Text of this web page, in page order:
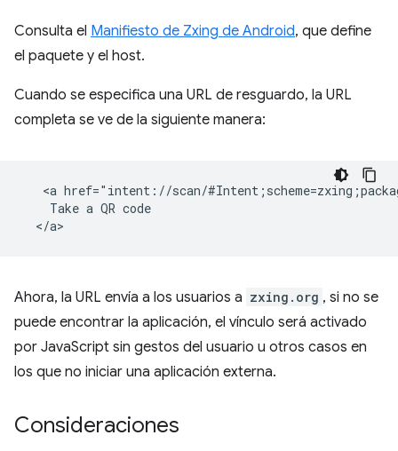
Consulta el Manifiesto de Zxing de Android, que define
el paquete y el host.
Cuando se especifica una URL de resguardo, la URL
completa se ve de la siguiente manera:
<a href="intent://scan/
    Take a QR code
Ahora, la URL envía a los usuarios a zxing.org , si no se
puede encontrar la aplicación, el vínculo será activado
por JavaScript sin gestos del usuario u otros casos en
los que no iniciar una aplicación externa.
Consideraciones